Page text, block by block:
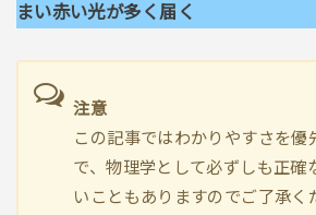
まい赤い光が多く届く
注意
この記事ではわかりやすさを優
で、物理学として必ずしも正確
いこともありますのでご了承く